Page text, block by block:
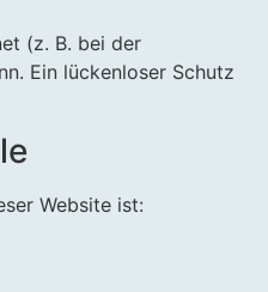
(z. B. bei der
Ein lückenloser Schutz
Website ist: